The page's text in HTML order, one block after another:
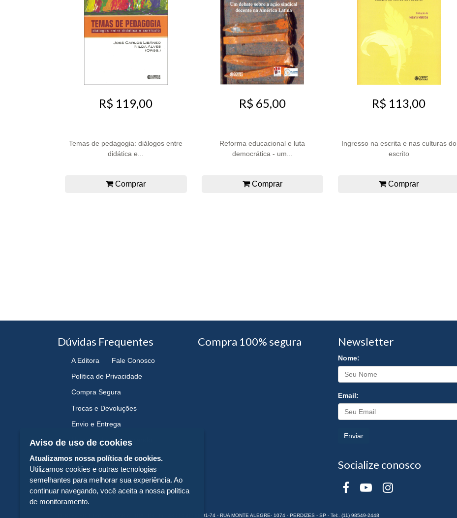
R$ 119,00
Temas de pedagogia: diálogos entre
didática e...
Comprar
R$ 65,00
Reforma educacional e luta
democrática - um...
Comprar
R$ 113,00
Ingresso na escrita e nas culturas do
escrito
Comprar
Dúvidas Frequentes
A Editora Fale Conosco
Política de Privacidade
Compra Segura
Trocas e Devoluções
Envio e Entrega
Navegando e Comprando
Compra 100% segura Newsletter
Nome:
Email:
Enviar
Socialize conosco
CORTEZ EDITORA E LIVRARIA LTDA - CNPJ n° 43.003.409/0001-74 - RUA MONTE ALEGRE- 1074 - PERDIZES - SP - Tel:. (11) 98549-2448
Aviso de uso de cookies
Atualizamos nossa política de cookies.
Utilizamos cookies e outras tecnologias
semelhantes para melhorar sua experiência. Ao
continuar navegando, você aceita a nossa política
de monitoramento.